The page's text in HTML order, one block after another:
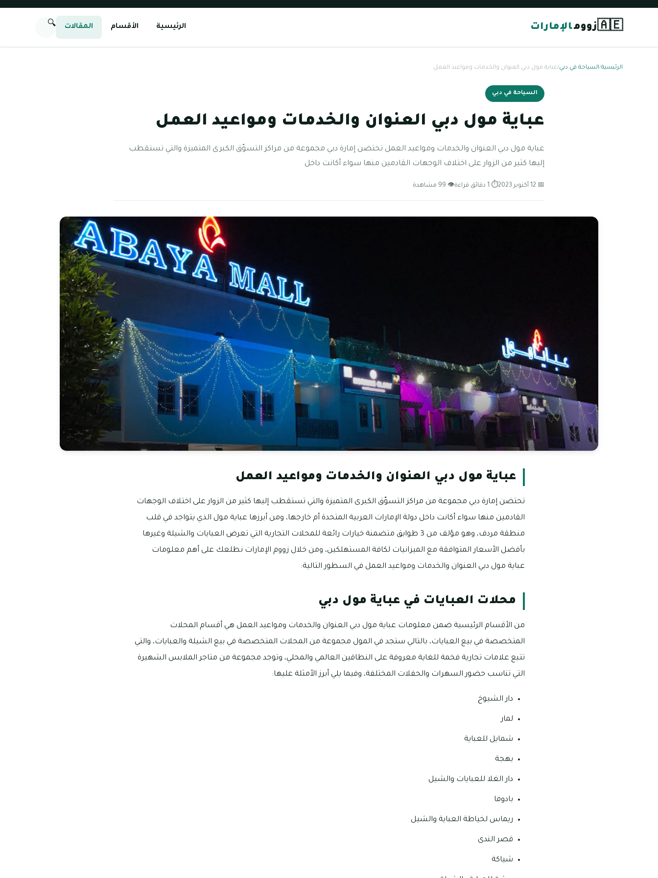
🇦🇪زوومالإمارات الرئيسية الأقسام المقالات 🔍
الرئيسية/السياحة في دبي/عباية مول دبي العنوان والخدمات ومواعيد العمل
السياحة في دبي
عباية مول دبي العنوان والخدمات ومواعيد العمل
عباية مول دبي العنوان والخدمات ومواعيد العمل تحتضن إمارة دبي مجموعة من مراكز التسوّق الكبرى المتميزة والتي تستقطب
إليها كثير من الزوار على اختلاف الوجهات القادمين منها سواء أكانت داخل
📅 12 أكتوبر 2023 ⏱ 1 دقائق قراءة 👁 99 مشاهدة
عباية مول دبي العنوان والخدمات ومواعيد العمل
تحتضن إمارة دبي مجموعة من مراكز التسوّق الكبرى المتميزة والتي تستقطب إليها كثير من الزوار على اختلاف الوجهات
القادمين منها سواء أكانت داخل دولة الإمارات العربية المتحدة أم خارجها، ومن أبرزها عباية مول الذي يتواجد في قلب
منطقة مردف، وهو مؤلف من 3 طوابق متضمنة خيارات رائعة للمحلات التجارية التي تعرض العبايات والشيلة وغيرها
بأفضل الأسعار المتوافقة مع الميزانيات لكافة المستهلكين، ومن خلال زووم الإمارات نطلعك على أهم معلومات
عباية مول دبي العنوان والخدمات ومواعيد العمل في السطور التالية:
محلات العبايات في عباية مول دبي
من الأقسام الرئيسية ضمن معلومات عباية مول دبي العنوان والخدمات ومواعيد العمل هي أقسام المحلات
المتخصصة في بيع العبايات، بالتالي ستجد في المول مجموعة من المحلات المتخصصة في بيع الشيلة والعبايات، والتي
تتبع علامات تجارية فخمة للغاية معروفة على النطاقين العالمي والمحلي، وتوجد مجموعة من متاجر الملابس الشهيرة
التي تناسب حضور السهرات والحفلات المختلفة، وفيما يلي أبرز الأمثلة عليها:
دار الشيوخ
لمار
شمايل للعباية
بهجة
دار الغلا للعبايات والشيل
بادوفا
ريماس لخياطة العباية والشيل
قصر الندى
شياكة